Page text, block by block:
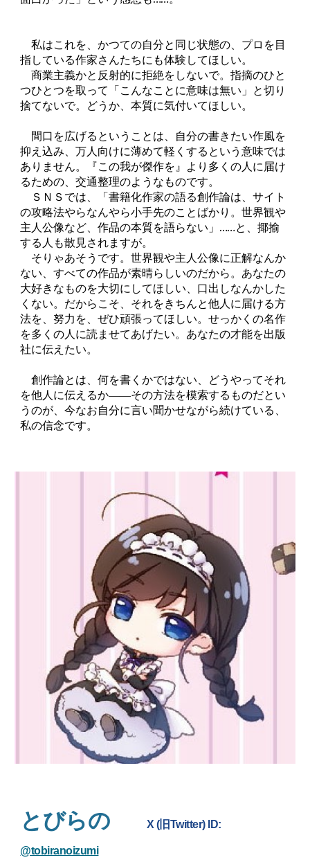
私はこれを、かつての自分と同じ状態の、プロを目
指している作家さんたちにも体験してほしい。
商業主義かと反射的に拒絶をしないで。指摘のひと
つひとつを取って「こんなことに意味は無い」と切り
捨てないで。どうか、本質に気付いてほしい。
間口を広げるということは、自分の書きたい作風を
抑え込み、万人向けに薄めて軽くするという意味では
ありません。『この我が傑作を』より多くの人に届け
るための、交通整理のようなものです。
ＳＮＳでは、「書籍化作家の語る創作論は、サイト
の攻略法やらなんやら小手先のことばかり。世界観や
主人公像など、作品の本質を語らない」……と、揶揄
する人も散見されますが。
そりゃあそうです。世界観や主人公像に正解なんか
ない、すべての作品が素晴らしいのだから。あなたの
大好きなものを大切にしてほしい、口出しなんかした
くない。だからこそ、それをきちんと他人に届ける方
法を、努力を、ぜひ頑張ってほしい。せっかくの名作
を多くの人に読ませてあげたい。あなたの才能を出版
社に伝えたい。
創作論とは、何を書くかではない、どうやってそれ
を他人に伝えるか――その方法を模索するものだとい
うのが、今なお自分に言い聞かせながら続けている、
私の信念です。
とびらの X (旧Twitter) ID:
@tobiranoizumi